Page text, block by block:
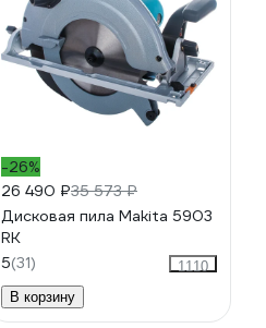
-26%
26 490 ₽35 573 ₽
Дисковая пила Makita 5903
RK
5(31)
1110
В корзину